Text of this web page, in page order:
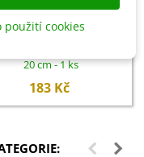
Přidat do košíku
20 cm - 1 ks
183 Kč
použití cookies